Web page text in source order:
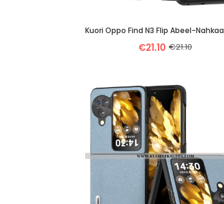
Kuori Oppo Find N3 Flip Abeel-Nahkaa
€21.10 €21.10